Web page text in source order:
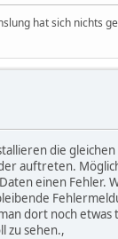
hat sich nichts
die
auftreten.
einen Fehler.
dort noch
zu sehen.,